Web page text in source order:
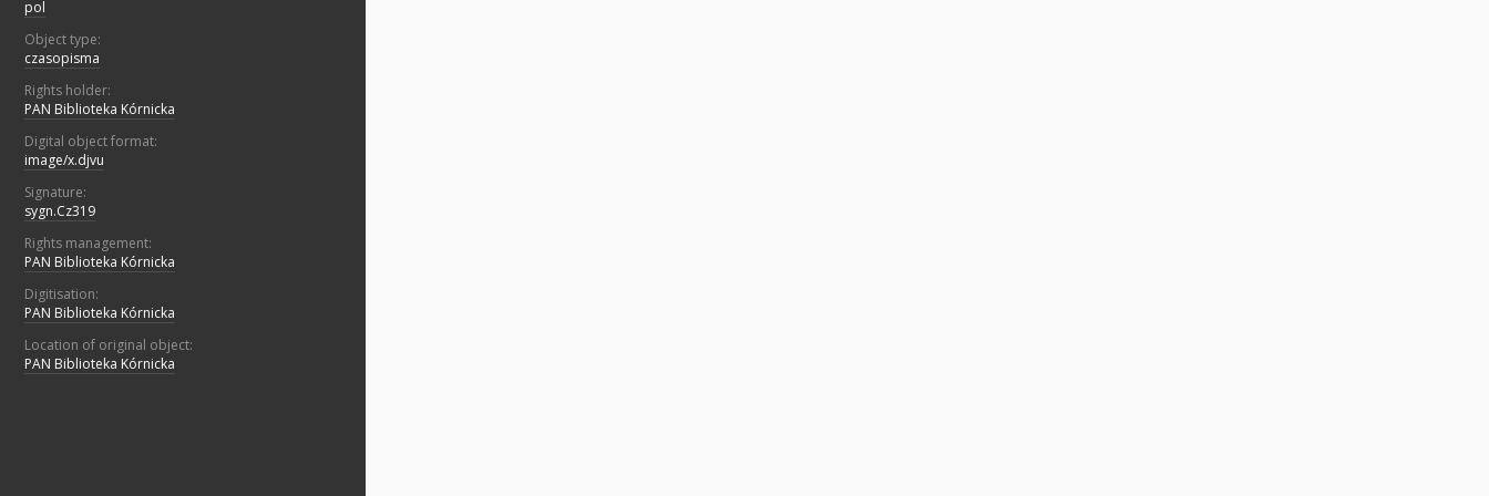
pol
Object type:
czasopisma
Rights holder:
PAN Biblioteka Kórnicka
Digital object format:
image/x.djvu
Signature:
sygn.Cz319
Rights management:
PAN Biblioteka Kórnicka
Digitisation:
PAN Biblioteka Kórnicka
Location of original object:
PAN Biblioteka Kórnicka